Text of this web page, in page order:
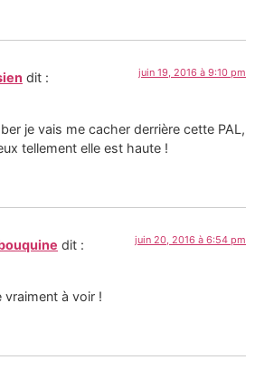
dit : juin 19, 2016 à 9:10 pm
je vais me cacher derrière cette PAL,
tellement elle est haute !
dit : juin 20, 2016 à 6:54 pm
vraiment à voir !